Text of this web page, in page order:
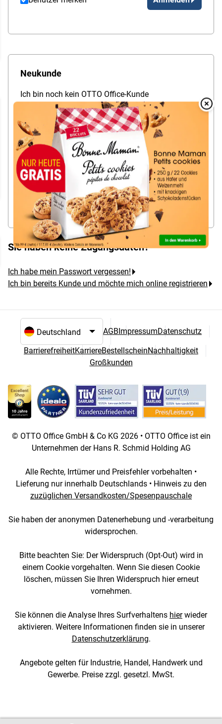
Overlay
Neukunde
Ich bin noch kein OTTO Office-Kunde
und möchtezum ersten Malbestellen.
Schon gewusst? Im Kundenkonto können Sie...
Merklisten verwalten
Bestellungen fürs Team organisieren
mehrere Lieferadressen verwalten
Jetzt neu registrieren
Sie haben keine Zugangsdaten?
Ich habe mein Passwort vergessen!
Ich bin bereits Kunde und möchte mich online registrieren
Sprach- und Landesauswahl
AGBImpressumDatenschutz
BarrierefreiheitKarriereBestellscheinNachhaltigkeit
Großkunden
© OTTO Office GmbH & Co KG 2026 • OTTO Office ist ein
Unternehmen der Hans R. Schmid Holding AG
Alle Rechte, Irrtümer und Preisfehler vorbehalten •
Lieferung nur innerhalb Deutschlands • Hinweis zu den
zuzüglichen Versandkosten/Spesenpauschale
Sie haben der anonymen Datenerhebung und -verarbeitung
widersprochen.
Bitte beachten Sie: Der Widerspruch (Opt-Out) wird in
einem Cookie vorgehalten. Wenn Sie diesen Cookie
löschen, müssen Sie Ihren Widerspruch hier erneut
vornehmen.
Sie können die Analyse Ihres Surfverhaltens hierwieder
aktivieren. Weitere Informationen finden sie in unserer
Datenschutzerklärung.
Angebote gelten für Industrie, Handel, Handwerk und
Gewerbe. Preise zzgl. gesetzl. MwSt.